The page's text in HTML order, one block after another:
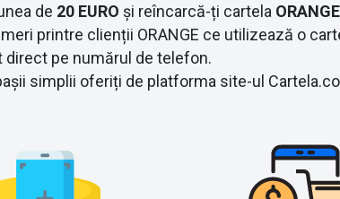
de 20 EURO și reîncarcă-ți cartela ORANGE
printre clienții ORANGE ce utilizează o
direct pe numărul de telefon.
simplii oferiți de platforma site-ul